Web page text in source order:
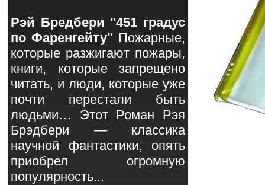
Рэй Бредбери "451 градус
по Фаренгейту" Пожарные,
которые разжигают пожары,
книги, которые запрещено
читать, и люди, которые уже
почти перестали быть
людьми… Этот Роман Рэя
Брэдбери — классика
научной фантастики, опять
приобрел огромную
популярность...